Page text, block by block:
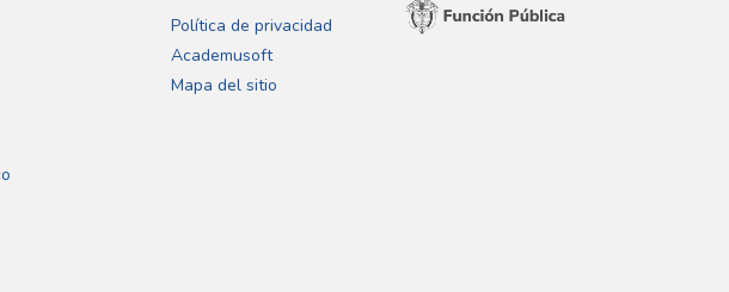
Política de privacidad
Academusoft
Mapa del sitio